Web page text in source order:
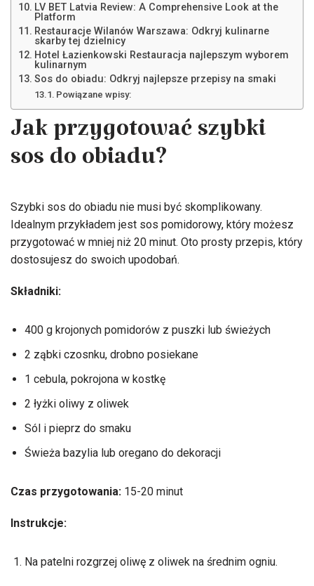
LV BET Latvia Review: A Comprehensive Look at the
Platform
Restauracje Wilanów Warszawa: Odkryj kulinarne
skarby tej dzielnicy
Hotel Łazienkowski Restauracja najlepszym wyborem
kulinarnym
Sos do obiadu: Odkryj najlepsze przepisy na smaki
Powiązane wpisy:
Jak przygotować szybki
sos do obiadu?
Szybki sos do obiadu nie musi być skomplikowany.
Idealnym przykładem jest sos pomidorowy, który możesz
przygotować w mniej niż 20 minut. Oto prosty przepis, który
dostosujesz do swoich upodobań.
Składniki:
400 g krojonych pomidorów z puszki lub świeżych
2 ząbki czosnku, drobno posiekane
1 cebula, pokrojona w kostkę
2 łyżki oliwy z oliwek
Sól i pieprz do smaku
Świeża bazylia lub oregano do dekoracji
Czas przygotowania: 15-20 minut
Instrukcje:
Na patelni rozgrzej oliwę z oliwek na średnim ogniu.